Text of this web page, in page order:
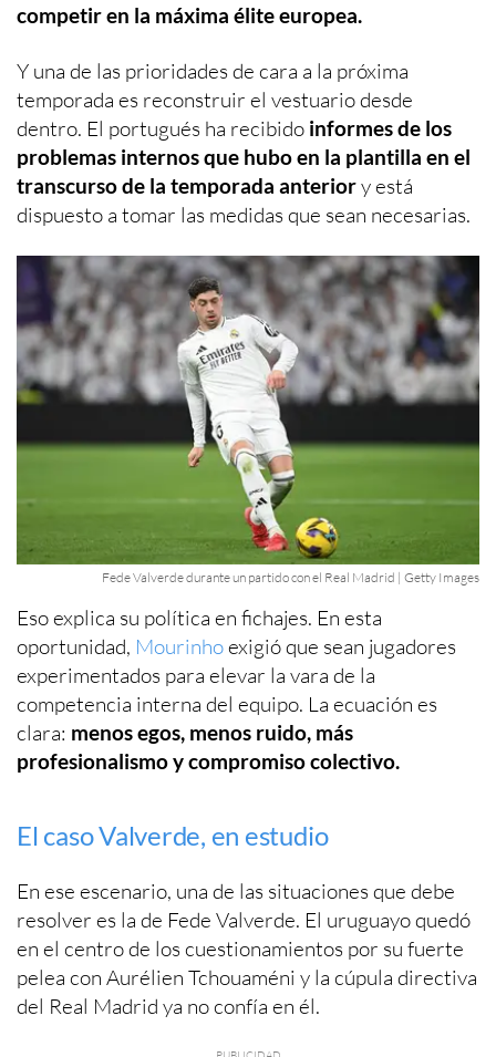
competir en la máxima élite europea.
Y una de las prioridades de cara a la próxima
temporada es reconstruir el vestuario desde
dentro. El portugués ha recibido informes de los
problemas internos que hubo en la plantilla en el
transcurso de la temporada anteriory está
dispuesto a tomar las medidas que sean necesarias.
Fede Valverde durante un partido con el Real Madrid | Getty Images
Eso explica su política en fichajes. En esta
oportunidad, Mourinhoexigió que sean jugadores
experimentados para elevar la vara de la
competencia interna del equipo. La ecuación es
clara: menos egos, menos ruido, más
profesionalismo y compromiso colectivo.
El caso Valverde, en estudio
En ese escenario, una de las situaciones que debe
resolver es la de Fede Valverde. El uruguayo quedó
en el centro de los cuestionamientos por su fuerte
pelea con Aurélien Tchouaméni y la cúpula directiva
del Real Madrid ya no confía en él.